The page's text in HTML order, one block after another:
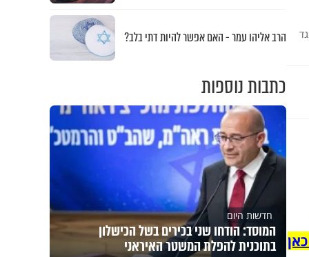
הרב אליהו עמר - האם אפשר להיות דתי בלב?
כתבות נוספות
חדשות היום
המוסד: הודחו שני בכירים בשל הכישלון
בתוכנית להפלת המשטר האיראני